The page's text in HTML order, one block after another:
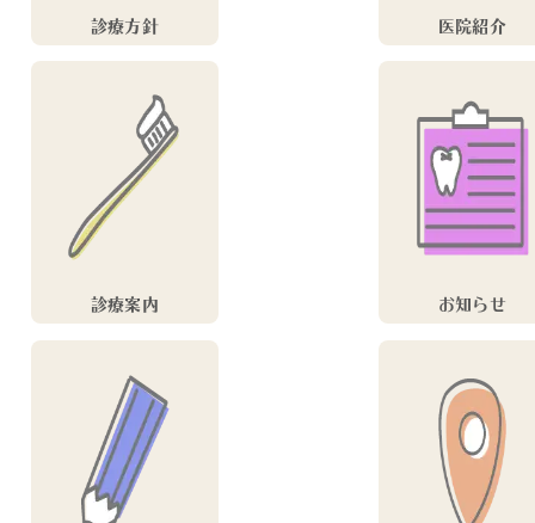
診療方針 医院紹介
診療案内 お知らせ